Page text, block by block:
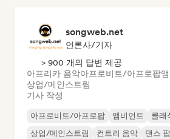
songweb.net
언론사/기자
> 900 개의 답변 제공
아프리카 음악아프로비트/아프로팝
상업/메인스트림
기사 작성
아프로비트/아프로팝 앰비언트
클래
상업/메인스트림
컨트리 음악 댄스 팝